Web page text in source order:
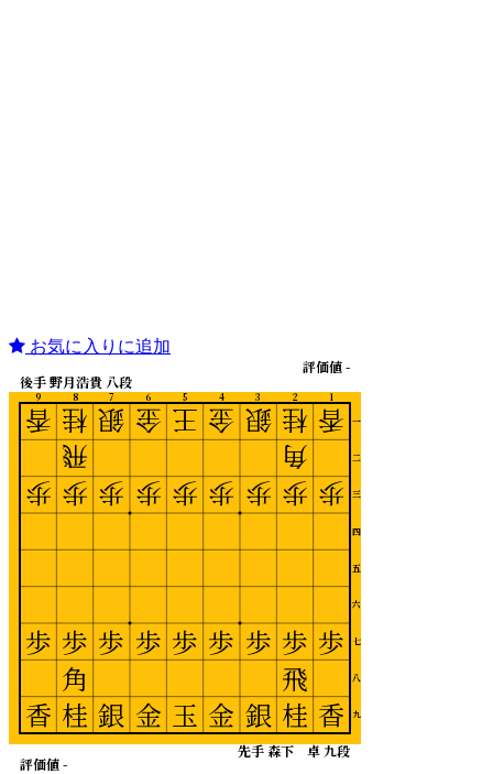
お気に入りに追加
1
2
3
4
5
6
7
8
9
一
二
三
四
五
六
七
八
九
先手 森下 卓 九段
後手 野月浩貴 八段
評価値 -
評価値 -
香
歩
歩
香
桂
角
歩
歩
飛
桂
銀
歩
歩
銀
金
歩
歩
金
王
歩
歩
玉
金
歩
歩
金
銀
歩
歩
銀
桂
飛
歩
歩
角
桂
香
歩
歩
香